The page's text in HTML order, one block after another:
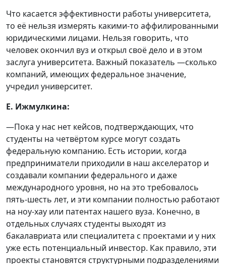
Что касается эффективности работы университета,
то её нельзя измерять какими-то аффилированными
юридическими лицами. Нельзя говорить, что
человек окончил вуз и открыл своё дело и в этом
заслуга университета. Важный показатель —сколько
компаний, имеющих федеральное значение,
учредил университет.
Е. Ижмулкина:
—Пока у нас нет кейсов, подтверждающих, что
студенты на четвёртом курсе могут создать
федеральную компанию. Есть истории, когда
предприниматели приходили в наш акселератор и
создавали компании федерального и даже
международного уровня, но на это требовалось
пять-шесть лет, и эти компании полностью работают
на ноу-хау или патентах нашего вуза. Конечно, в
отдельных случаях студенты выходят из
бакалавриата или специалитета с проектами и у них
уже есть потенциальный инвестор. Как правило, эти
проекты становятся структурными подразделениями